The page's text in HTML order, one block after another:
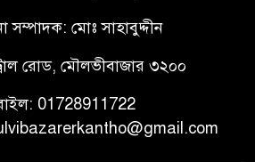
সম্পাদক: মোঃ সাহাবুদ্দীন
রোড, মৌলভীবাজার ৩২০০
01728911722